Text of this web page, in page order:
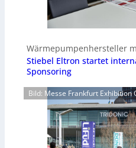
Wärmepumpenhersteller
Stiebel Eltron startet
Sponsoring
Bild: Messe Frankfurt Exhibition